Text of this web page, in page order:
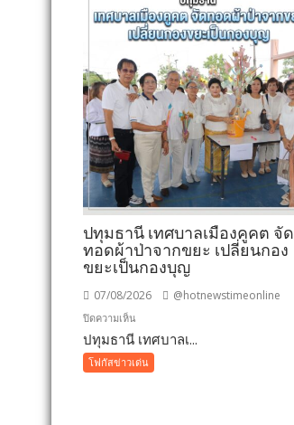
ปทุมธานี เทศบาลเมืองคูคต จัด
ทอดผ้าป่าจากขยะ เปลี่ยนกอง
ขยะเป็นกองบุญ
07/08/2026 @hotnewstimeonline
ปิดความเห็น
ปทุมธานี
เทศบาล
เมือง
ปทุมธานี เทศบาลเ...
โฟกัสข่าวเด่น